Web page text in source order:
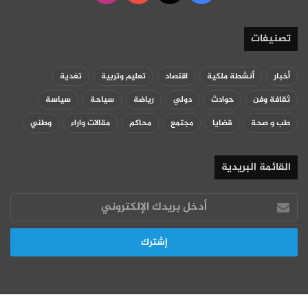
تصنيفات
أخبار أنشطة ملكية اقتصاد تعليم وتربية
تغدية
ثقافة وفن
حوادث دولي رياضة سياحة
سياسة
طب و صحة
قضايا مجتمع محاكم مقالات واراء وطني
القائمة البريدية
أدخل
بريدك
الإلكتروني